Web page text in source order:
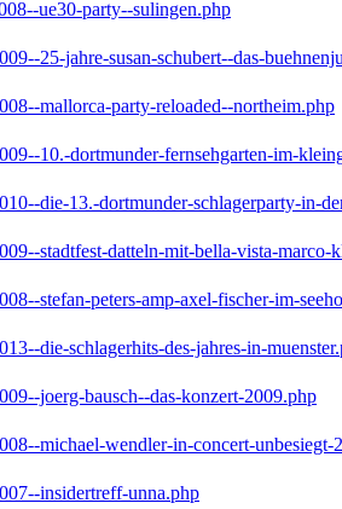
ue30-party--sulingen.php
25-jahre-susan-schubert--das-
mallorca-party-reloaded--northeim.php
10.-dortmunder-fernsehgarten-im-
die-13.-dortmunder-schlagerparty-in-
stadtfest-datteln-mit-bella-vista-marco-
stefan-peters-amp-axel-fischer-im-
die-schlagerhits-des-jahres-in-
joerg-bausch--das-konzert-2009.php
michael-wendler-in-concert-unbesiegt-
insidertreff-unna.php